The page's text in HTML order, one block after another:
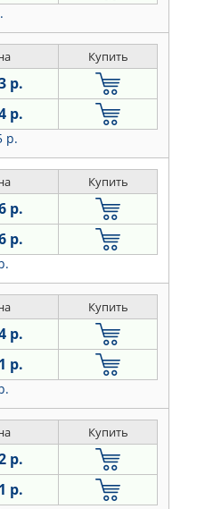
Купить
р.
р.
р.
Купить
р.
р.
Купить
р.
р.
Купить
р.
р.